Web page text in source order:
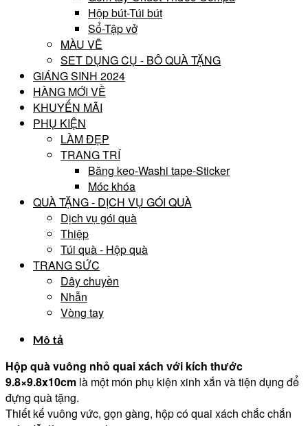
Hộp bút-Túi bút
Sổ-Tập vở
MÀU VẼ
SET DỤNG CỤ - BÔ QUÀ TẶNG
GIÁNG SINH 2024
HÀNG MỚI VỀ
KHUYẾN MÃI
PHỤ KIỆN
LÀM ĐẸP
TRANG TRÍ
Băng keo-Washi tape-Sticker
Móc khóa
QUÀ TẶNG - DỊCH VỤ GÓI QUÀ
Dịch vụ gói quà
Thiệp
Túi quà - Hộp quà
TRANG SỨC
Dây chuyền
Nhẫn
Vòng tay
Mô tả
Hộp quà vuông nhỏ quai xách với kích thước
9.8×9.8x10cm là một món phụ kiện xinh xắn và tiện dụng để
đựng quà tặng.
Thiết kế vuông vức, gọn gàng, hộp có quai xách chắc chắn